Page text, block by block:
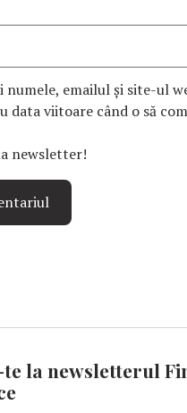
numele, emailul și site-ul
data viitoare când o să
newsletter!
te la newsletterul